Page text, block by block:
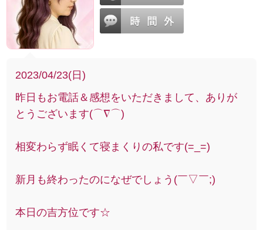
2023/04/23(日)
昨日もお電話＆感想をいただきまして、ありが
とうございます(⌒∇⌒)
相変わらず眠くて寝まくりの私です(=_=)
新月も終わったのになぜでしょう(￣▽￣;)
本日の吉方位です☆